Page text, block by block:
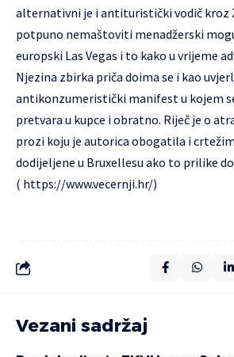
alternativni je i antituristički vodič kroz
potpuno nemaštoviti menadžerski
europski Las Vegas i to kako u vrijeme
Njezina zbirka priča doima se i kao
antikonzumeristički manifest u kojem
pretvara u kupce i obratno. Riječ je o
prozi koju je autorica obogatila i
dodijeljene u Bruxellesu ako to prilike
( https://www.vecernji.hr/)
Vezani sadržaj